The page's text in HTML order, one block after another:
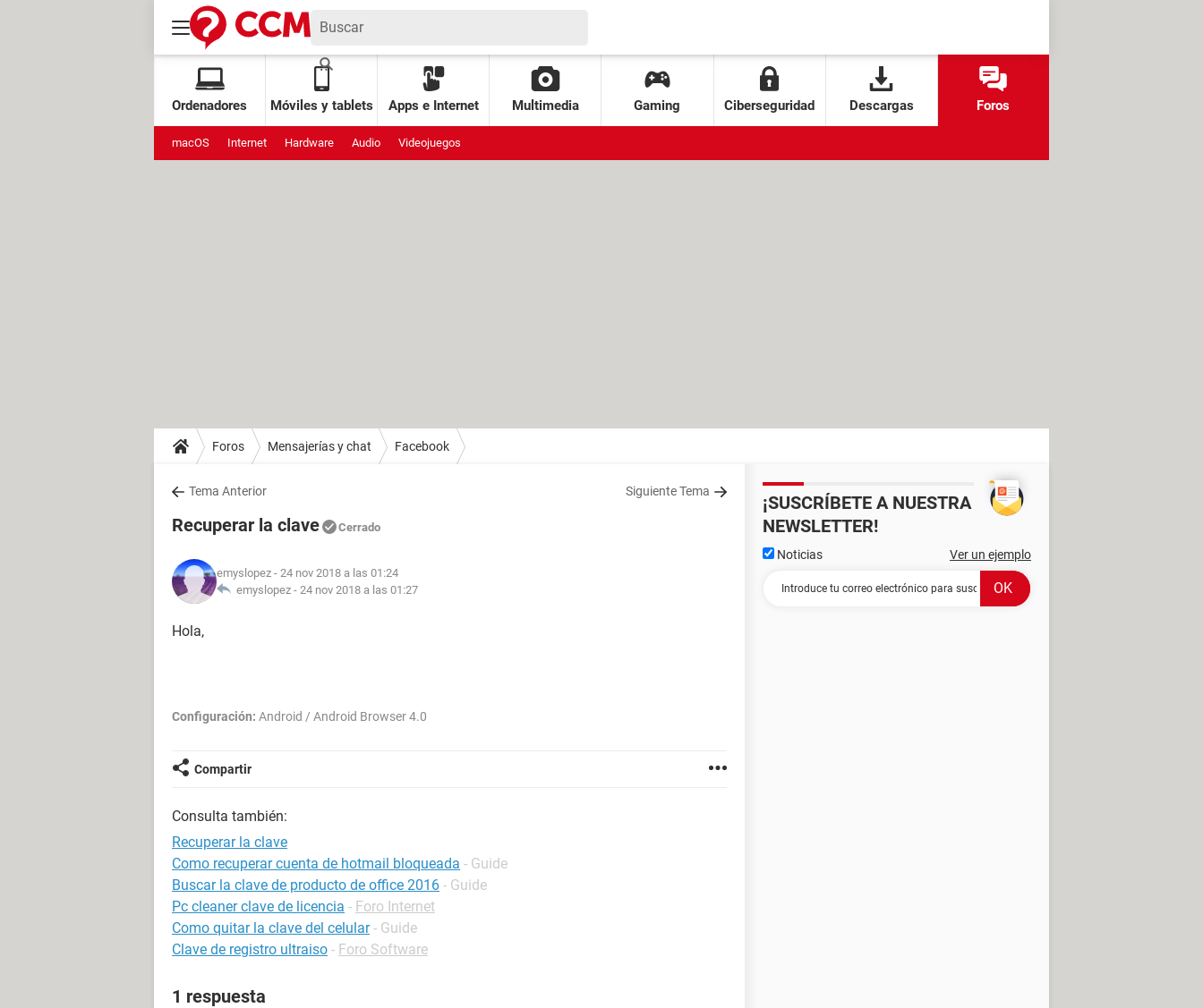
Ordenadores Móviles y tablets Apps e Internet Multimedia Gaming Ciberseguridad Descargas Foros
macOS Internet Hardware Audio Videojuegos
Foros Mensajerías y chat Facebook
Tema Anterior Siguiente Tema
Recuperar la clave Cerrado
emyslopez - 24 nov 2018 a las 01:24
emyslopez - 24 nov 2018 a las 01:27
Hola,
Configuración: Android / Android Browser 4.0
Compartir
Consulta también:
Recuperar la clave
Como recuperar cuenta de hotmail bloqueada - Guide
Buscar la clave de producto de office 2016 - Guide
Pc cleaner clave de licencia - Foro Internet
Como quitar la clave del celular - Guide
Clave de registro ultraiso - Foro Software
1 respuesta
¡SUSCRÍBETE A NUESTRA
NEWSLETTER!
Noticias Ver un ejemplo